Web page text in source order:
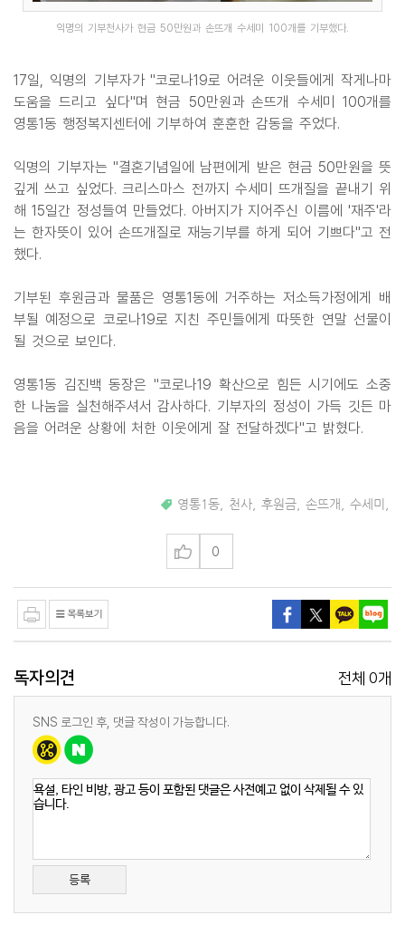
익명의 기부천사가 현금 50만원과 손뜨개 수세미 100개를 기부했다.
17일, 익명의 기부자가 "코로나19로 어려운 이웃들에게 작게나마
도움을 드리고 싶다"며 현금 50만원과 손뜨개 수세미 100개를
영통1동 행정복지센터에 기부하여 훈훈한 감동을 주었다.
익명의 기부자는 "결혼기념일에 남편에게 받은 현금 50만원을 뜻
깊게 쓰고 싶었다. 크리스마스 전까지 수세미 뜨개질을 끝내기 위
해 15일간 정성들여 만들었다. 아버지가 지어주신 이름에 '재주'라
는 한자뜻이 있어 손뜨개질로 재능기부를 하게 되어 기쁘다"고 전
했다.
기부된 후원금과 물품은 영통1동에 거주하는 저소득가정에게 배
부될 예정으로 코로나19로 지친 주민들에게 따뜻한 연말 선물이
될 것으로 보인다.
영통1동 김진백 동장은 "코로나19 확산으로 힘든 시기에도 소중
한 나눔을 실천해주셔서 감사하다. 기부자의 정성이 가득 깃든 마
음을 어려운 상황에 처한 이웃에게 잘 전달하겠다"고 밝혔다.
영통1동 천사 후원금 손뜨개 수세미
0
독자의견 전체 0개
SNS 로그인 후, 댓글 작성이 가능합니다.
등록